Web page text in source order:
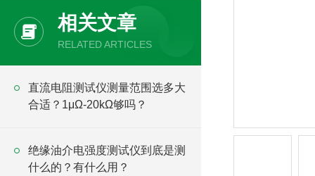
相关文章
RELATED ARTICLES
直流电阻测试仪测量范围选多大
合适？1μΩ-20kΩ够吗？
绝缘油介电强度测试仪到底是测
什么的？有什么用？